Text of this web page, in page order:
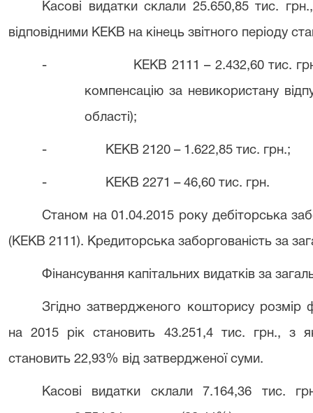
Касові видатки склали 25.650,85 тис.
відповідними КЕКВ на кінець звітного періоду
- КЕКВ 2111 – 2.432,60 тис.
компенсацію за невикористану
області);
- КЕКВ 2120 – 1.622,85 тис. грн.;
- КЕКВ 2271 – 46,60 тис. грн.
Станом на 01.04.2015 року дебіторська
(КЕКВ 2111). Кредиторська заборгованість за
Фінансування капітальних видатків за
Згідно затвердженого кошторису розмір
на 2015 рік становить 43.251,4 тис. грн., з
становить 22,93% від затвердженої суми.
Касові видатки склали 7.164,36 тис.